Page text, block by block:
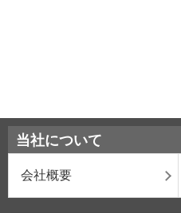
当社について
会社概要